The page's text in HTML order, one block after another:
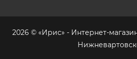
2026 © «Ирис» - Интернет-